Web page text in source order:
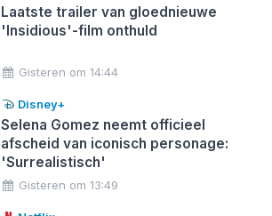
Laatste trailer van gloednieuwe
'Insidious'-film onthuld
Gisteren om 14:44
Disney+
Selena Gomez neemt officieel
afscheid van iconisch personage:
'Surrealistisch'
Gisteren om 13:49